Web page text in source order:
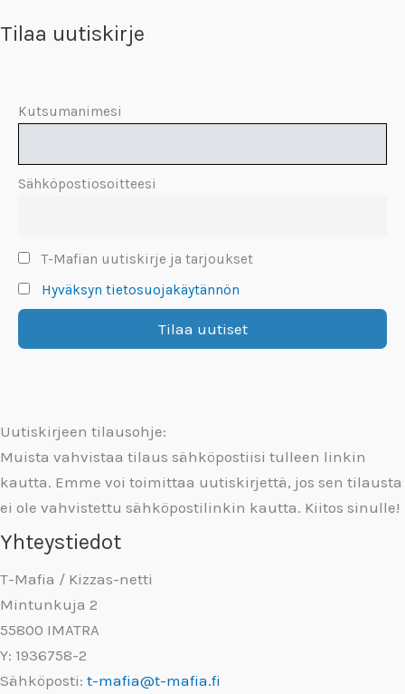
Tilaa uutiskirje
Kutsumanimesi
Sähköpostiosoitteesi
T-Mafian uutiskirje ja tarjoukset
Hyväksyn tietosuojakäytännön
Uutiskirjeen tilausohje:
Muista vahvistaa tilaus sähköpostiisi tulleen linkin
kautta. Emme voi toimittaa uutiskirjettä, jos sen tilausta
ei ole vahvistettu sähköpostilinkin kautta. Kiitos sinulle!
Yhteystiedot
T-Mafia / Kizzas-netti
Mintunkuja 2
55800 IMATRA
Y: 1936758-2
Sähköposti: t-mafia@t-mafia.fi